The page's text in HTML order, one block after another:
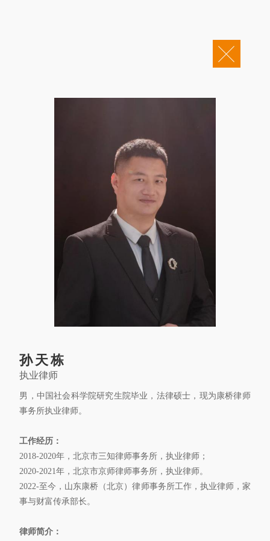
新闻动态
康桥党建
业务领域
社会责任
康桥法治研究院
康桥出版
孙天栋
执业律师
男，中国社会科学院研究生院毕业，法律硕士，现为康桥律师
事务所执业律师。
工作经历：
2018-2020年，北京市三知律师事务所，执业律师；
2020-2021年，北京市京师律师事务所，执业律师。
2022-至今，山东康桥（北京）律师事务所工作，执业律师，家
事与财富传承部长。
律师简介：
Copyright © 2011-2026 康桥律师事务所